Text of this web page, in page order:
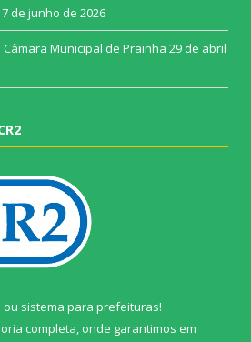
de junho de 2026
Municipal de Prainha 29 de abril
ou sistema para prefeituras!
completa, onde garantimos em